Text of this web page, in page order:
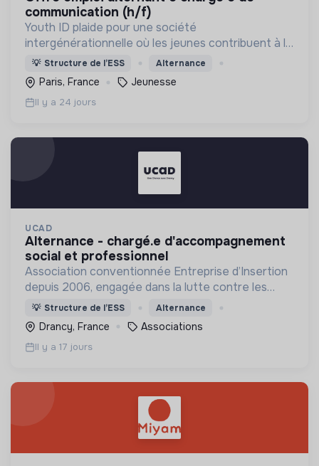
communication (h/f)
Youth ID plaide pour une société
intergénérationnelle où les jeunes contribuent à la
construction d’un monde durable. Accompagner la
jeunesse, plus particulièrement les publics
prioritaires, à agir
💡 Structure de l’ESS Alternance
Paris, France Jeunesse
Il y a 24 jours
UCAD
alternance - chargé.e d'accompagnement
social et professionnel
Association conventionnée Entreprise d’Insertion
depuis 2006, engagée dans la lutte contre les
exclusions et discriminations.
💡 Structure de l’ESS Alternance
Drancy, France Associations
Il y a 17 jours